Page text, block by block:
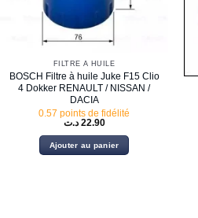
FILTRE À HUILE
BOSCH Filtre à huile Juke F15 Clio
4 Dokker RENAULT / NISSAN /
DACIA
0.57 points de fidélité
22.90 د.ت
Ajouter au panier